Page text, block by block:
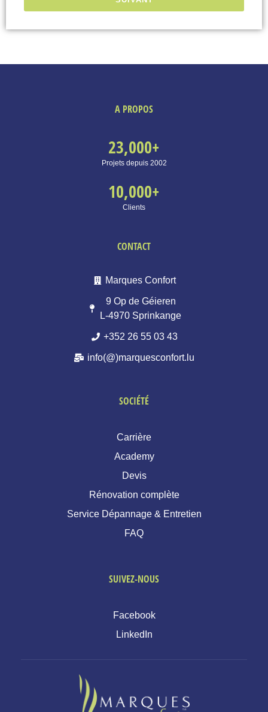
A PROPOS
Projets depuis 2002
23,000+
Clients
10,000+
CONTACT
Marques Confort
9 Op de Géieren
L-4970 Sprinkange
+352 26 55 03 43
info(@)marquesconfort.lu
SOCIÉTÉ
Carrière
Academy
Devis
Rénovation complète
Service Dépannage & Entretien
FAQ
SUIVEZ-NOUS
Facebook
LinkedIn